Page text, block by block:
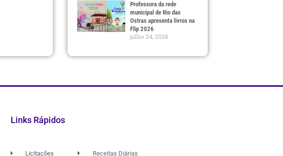
Professora da rede
municipal de Rio das
Ostras apresenta livros na
Flip 2026
julho 24, 2026
Links Rápidos
Licitações Receitas Diárias